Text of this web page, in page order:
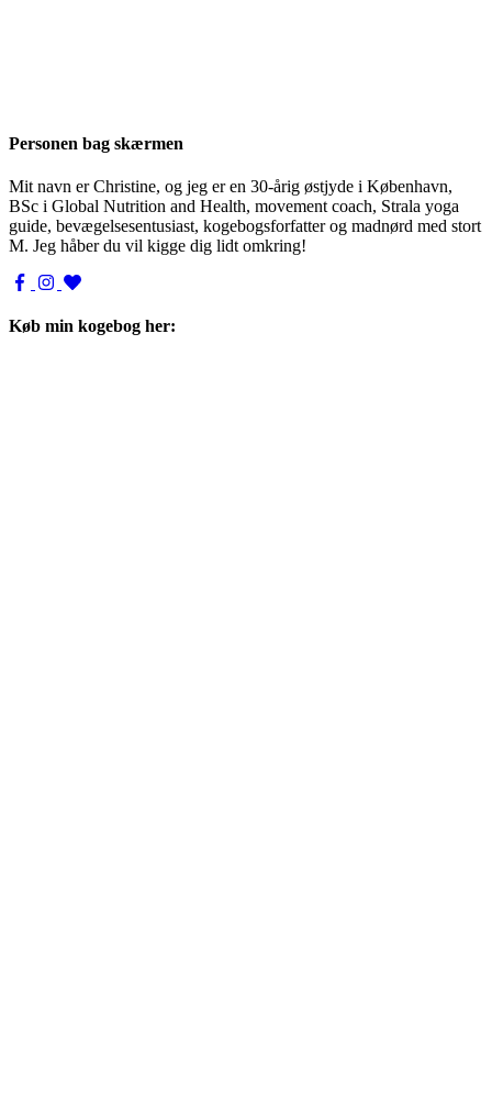
Personen bag skærmen
Mit navn er Christine, og jeg er en 30-årig østjyde i København,
BSc i Global Nutrition and Health, movement coach, Strala yoga
guide, bevægelsesentusiast, kogebogsforfatter og madnørd med stort
M. Jeg håber du vil kigge dig lidt omkring!
Køb min kogebog her: